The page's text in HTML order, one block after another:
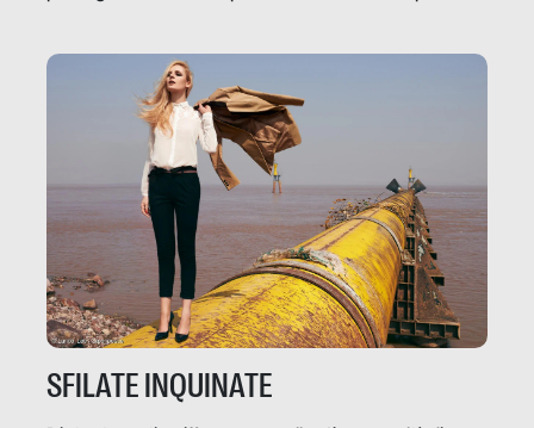
trae un guadagno. In questo reportage vediamo
quale e come.
SFILATE INQUINATE